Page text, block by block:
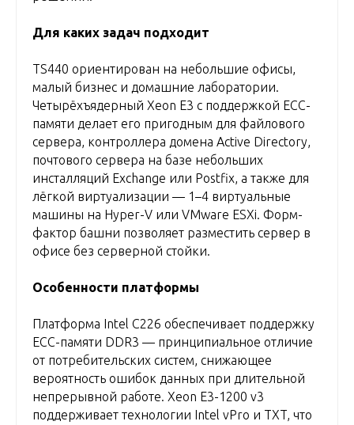
Для каких задач подходит
TS440 ориентирован на небольшие офисы,
малый бизнес и домашние лаборатории.
Четырёхъядерный Xeon E3 с поддержкой ECC-
памяти делает его пригодным для файлового
сервера, контроллера домена Active Directory,
почтового сервера на базе небольших
инсталляций Exchange или Postfix, а также для
лёгкой виртуализации — 1–4 виртуальные
машины на Hyper-V или VMware ESXi. Форм-
фактор башни позволяет разместить сервер в
офисе без серверной стойки.
Особенности платформы
Платформа Intel C226 обеспечивает поддержку
ECC-памяти DDR3 — принципиальное отличие
от потребительских систем, снижающее
вероятность ошибок данных при длительной
непрерывной работе. Xeon E3-1200 v3
поддерживает технологии Intel vPro и TXT, что